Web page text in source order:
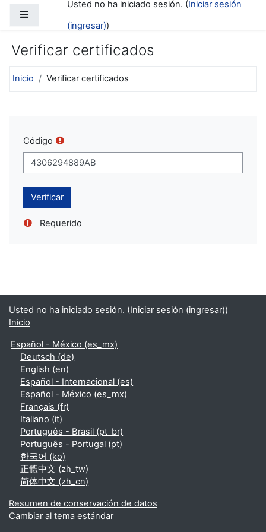
Saltar al contenido principalUsted no ha iniciado sesión. (Iniciar sesión
(ingresar))
Verificar certificados
Inicio Verificar certificados
Código
Requerido
Usted no ha iniciado sesión. (Iniciar sesión (ingresar))
Inicio
Español - México ‎(es_mx)‎
Deutsch ‎(de)‎
English ‎(en)‎
Español - Internacional ‎(es)‎
Español - México ‎(es_mx)‎
Français ‎(fr)‎
Italiano ‎(it)‎
Português - Brasil ‎(pt_br)‎
Português - Portugal ‎(pt)‎
한국어 ‎(ko)‎
正體中文 ‎(zh_tw)‎
简体中文 ‎(zh_cn)‎
Resumen de conservación de datos
Cambiar al tema estándar